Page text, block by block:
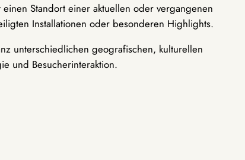
Standort einer aktuellen oder vergangenen
Installationen oder besonderen Highlights.
unterschiedlichen geografischen, kulturellen
und Besucherinteraktion.